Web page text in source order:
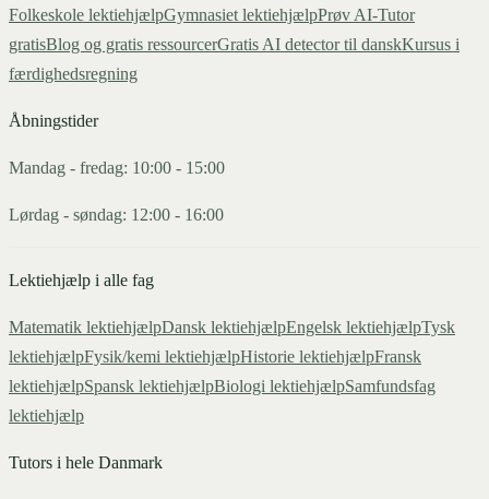
Folkeskole lektiehjælpGymnasiet lektiehjælpPrøv AI-Tutor
gratisBlog og gratis ressourcerGratis AI detector til danskKursus i
færdighedsregning
Åbningstider
Mandag - fredag: 10:00 - 15:00
Lørdag - søndag: 12:00 - 16:00
Lektiehjælp i alle fag
Matematik lektiehjælpDansk lektiehjælpEngelsk lektiehjælpTysk
lektiehjælpFysik/kemi lektiehjælpHistorie lektiehjælpFransk
lektiehjælpSpansk lektiehjælpBiologi lektiehjælpSamfundsfag
lektiehjælp
Tutors i hele Danmark